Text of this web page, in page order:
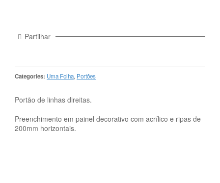
Partilhar
Categories: Uma Folha, Portões
Portão de linhas direitas.
Preenchimento em painel decorativo com acrílico e ripas de
200mm horizontais.